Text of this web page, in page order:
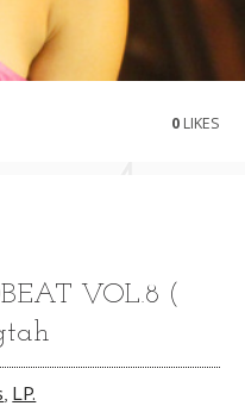
0LIKES
VOL.8 (
LP.